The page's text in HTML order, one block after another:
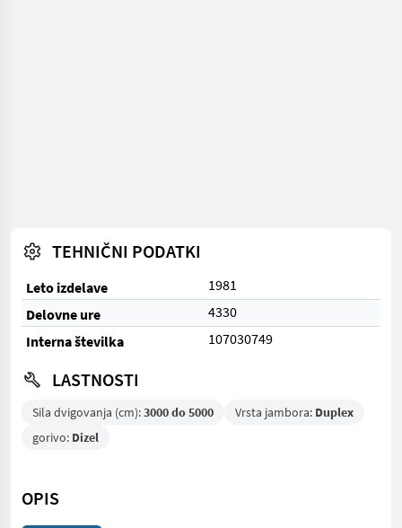
TEHNIČNI PODATKI
Leto izdelave
1981
Delovne ure
4330
Interna številka
107030749
LASTNOSTI
Sila dvigovanja (cm):3000 do 5000 Vrsta jambora: Duplex
gorivo: Dizel
OPIS